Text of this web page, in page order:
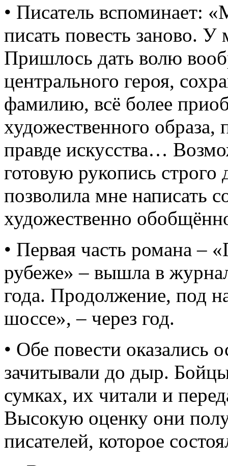
• Писатель вспоминает:
писать повесть заново.
Пришлось дать волю
центрального героя,
фамилию, всё более
художественного образа,
правде искусства…
готовую рукопись строго
позволила мне написать
художественно
• Первая часть романа –
рубеже» – вышла в
года. Продолжение, под
шоссе», – через год.
• Обе повести оказались
зачитывали до дыр.
сумках, их читали и
Высокую оценку они
писателей, которое